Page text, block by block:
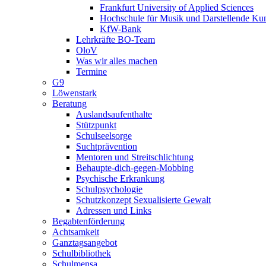
Frankfurt University of Applied Sciences
Hochschule für Musik und Darstellende
KfW-Bank
Lehrkräfte BO-Team
OloV
Was wir alles machen
Termine
G9
Löwenstark
Beratung
Auslandsaufenthalte
Stützpunkt
Schulseelsorge
Suchtprävention
Mentoren und Streitschlichtung
Behaupte-dich-gegen-Mobbing
Psychische Erkrankung
Schulpsychologie
Schutzkonzept Sexualisierte Gewalt
Adressen und Links
Begabtenförderung
Achtsamkeit
Ganztagsangebot
Schulbibliothek
Schulmensa